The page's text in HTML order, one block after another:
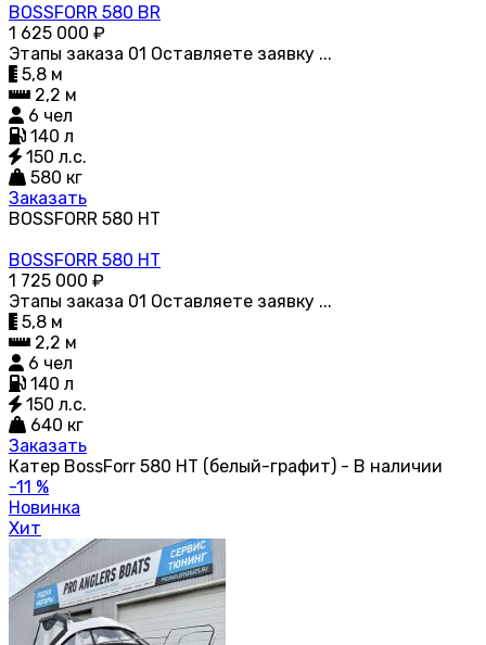
BOSSFORR 580 BR
1 625 000 ₽
Этапы заказа 01 Оставляете заявку ...
5,8 м
2,2 м
6 чел
140 л
150 л.с.
580 кг
Заказать
BOSSFORR 580 HT
BOSSFORR 580 HT
1 725 000 ₽
Этапы заказа 01 Оставляете заявку ...
5,8 м
2,2 м
6 чел
140 л
150 л.с.
640 кг
Заказать
Катер BossForr 580 HT (белый-графит) - В наличии
-11 %
Новинка
Хит